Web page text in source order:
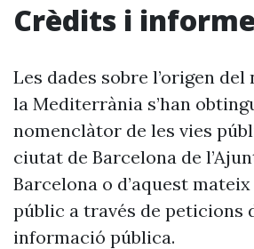
Crèdits i
Les dades sobre l’origen
la Mediterrània s’han
nomenclàtor de les vies
ciutat de Barcelona de
Barcelona o d’aquest
públic a través de peticions
informació pública.